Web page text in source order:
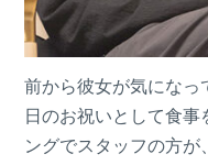
前から彼女が気になっ
日のお祝いとして食事
ングでスタッフの方が